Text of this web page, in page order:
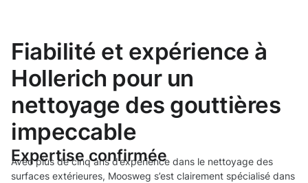
Fiabilité et expérience à
Hollerich pour un
nettoyage des gouttières
impeccable
Expertise confirmée
Avec plus de cinq ans d’expérience dans le nettoyage des
surfaces extérieures, Moosweg s’est clairement spécialisé dans